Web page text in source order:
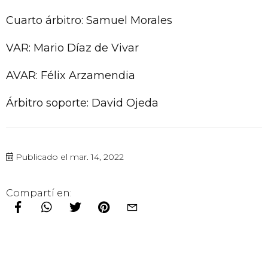
Cuarto árbitro: Samuel Morales
VAR: Mario Díaz de Vivar
AVAR: Félix Arzamendia
Árbitro soporte: David Ojeda
Publicado el mar. 14, 2022
Compartí en: